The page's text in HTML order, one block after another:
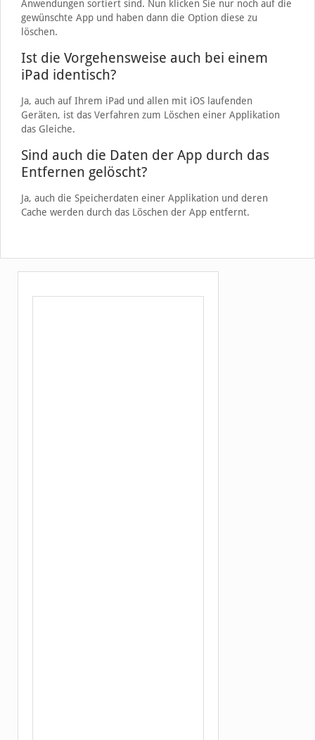
Anwendungen sortiert sind. Nun klicken Sie nur noch auf die
gewünschte App und haben dann die Option diese zu
löschen.
Ist die Vorgehensweise auch bei einem
iPad identisch?
Ja, auch auf Ihrem iPad und allen mit iOS laufenden
Geräten, ist das Verfahren zum Löschen einer Applikation
das Gleiche.
Sind auch die Daten der App durch das
Entfernen gelöscht?
Ja, auch die Speicherdaten einer Applikation und deren
Cache werden durch das Löschen der App entfernt.